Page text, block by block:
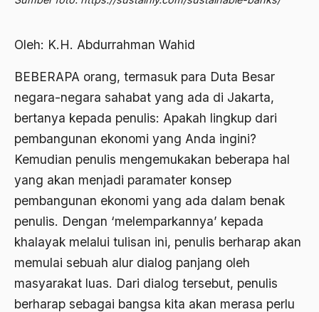
Oleh: K.H. Abdurrahman Wahid
BEBERAPA orang, termasuk para Duta Besar
negara-negara sahabat yang ada di Jakarta,
bertanya kepada penulis: Apakah lingkup dari
pembangunan ekonomi yang Anda ingini?
Kemudian penulis mengemukakan beberapa hal
yang akan menjadi paramater konsep
pembangunan ekonomi yang ada dalam benak
penulis. Dengan ‘melemparkannya’ kepada
khalayak melalui tulisan ini, penulis berharap akan
memulai sebuah alur dialog panjang oleh
masyarakat luas. Dari dialog tersebut, penulis
berharap sebagai bangsa kita akan merasa perlu
2010
2009
2008
2007
2006
2005
2004
2003
2002
2001
Abdi Masyarakat
Abdullah Sungkar
Abdullah Syafi'i
Abdurrahman Addakhil
abdurrahman wahid
Abolisi
Aboulhasan Bani Sadr
abri
Abu Bakar Ba’asyir